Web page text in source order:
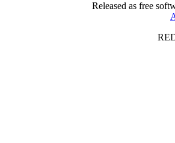
Released as free